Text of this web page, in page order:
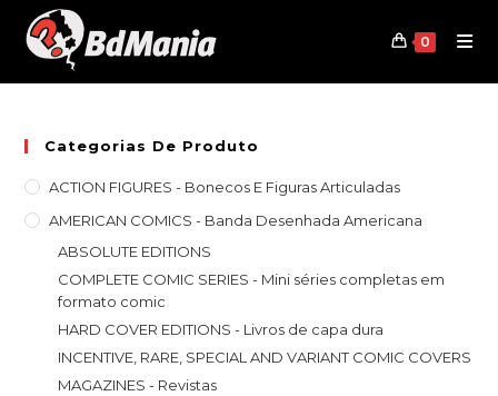
content
0
Categorias De Produto
ACTION FIGURES - Bonecos E Figuras Articuladas
AMERICAN COMICS - Banda Desenhada Americana
ABSOLUTE EDITIONS
COMPLETE COMIC SERIES - Mini séries completas em
formato comic
HARD COVER EDITIONS - Livros de capa dura
INCENTIVE, RARE, SPECIAL AND VARIANT COMIC COVERS
MAGAZINES - Revistas